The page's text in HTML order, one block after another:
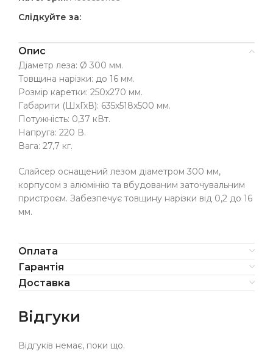
Слідкуйте за:
Опис
Діаметр леза: Ø 300 мм.
Товщина нарізки: до 16 мм.
Розмір каретки: 250х270 мм.
Габарити (ШхГхВ): 635х518х500 мм.
Потужність: 0,37 кВт.
Напруга: 220 В.
Вага: 27,7 кг.
Слайсер оснащений лезом діаметром 300 мм,
корпусом з алюмінію та вбудованим заточувальним
пристроєм. Забезпечує товщину нарізки від 0,2 до 16
мм.
Оплата
Гарантія
Доставка
Відгуки
Відгуків немає, поки що.